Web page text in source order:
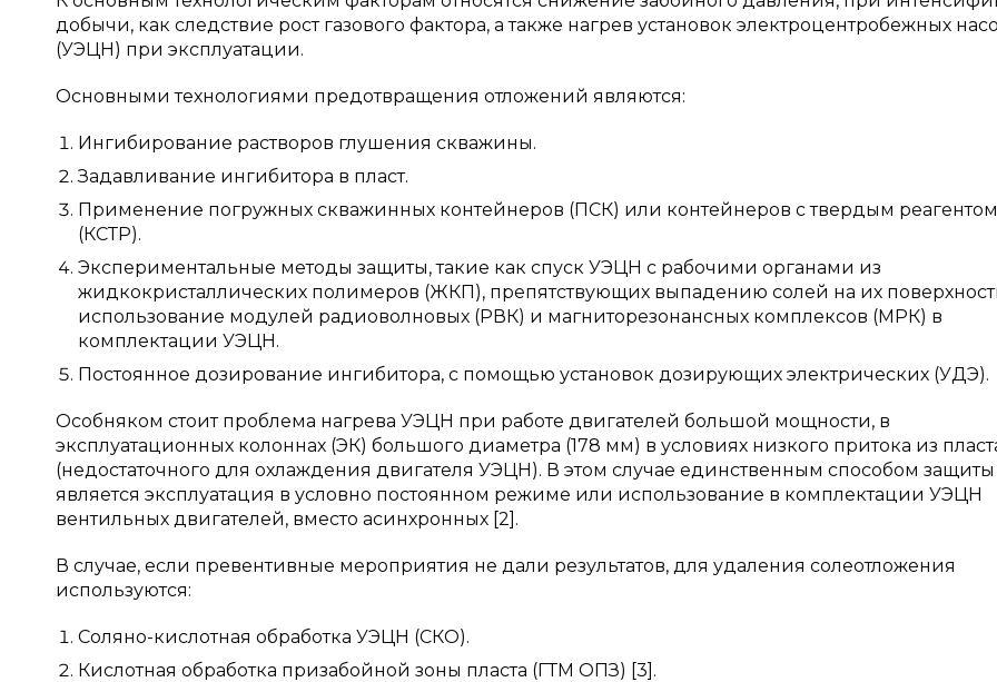
добычи, как следствие рост газового фактора, а также нагрев установок электроцентробежных
(УЭЦН) при эксплуатации.
Основными технологиями предотвращения отложений являются:
Ингибирование растворов глушения скважины.
Задавливание ингибитора в пласт.
Применение погружных скважинных контейнеров (ПСК) или контейнеров с твердым реагентом
(КСТР).
Экспериментальные методы защиты, такие как спуск УЭЦН с рабочими органами из
жидкокристаллических полимеров (ЖКП), препятствующих выпадению солей на их
использование модулей радиоволновых (РВК) и магниторезонансных комплексов (МРК) в
комплектации УЭЦН.
Постоянное дозирование ингибитора, с помощью установок дозирующих электрических (УДЭ).
Особняком стоит проблема нагрева УЭЦН при работе двигателей большой мощности, в
эксплуатационных колоннах (ЭК) большого диаметра (178 мм) в условиях низкого притока из
(недостаточного для охлаждения двигателя УЭЦН). В этом случае единственным способом защиты
является эксплуатация в условно постоянном режиме или использование в комплектации УЭЦН
вентильных двигателей, вместо асинхронных [2].
В случае, если превентивные мероприятия не дали результатов, для удаления солеотложения
используются:
Соляно-кислотная обработка УЭЦН (СКО).
Кислотная обработка призабойной зоны пласта (ГТМ ОПЗ) [3].